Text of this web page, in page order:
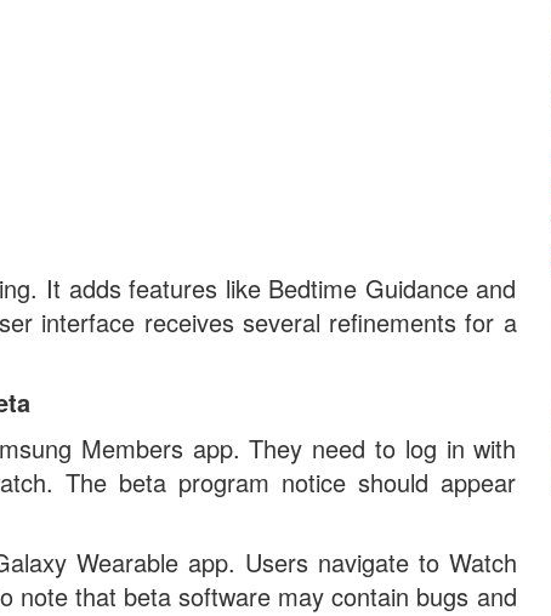
It adds features like Bedtime Guidance and
interface receives several refinements for a
Members app. They need to log in with
The beta program notice should appear
Wearable app. Users navigate to Watch
note that beta software may contain bugs and